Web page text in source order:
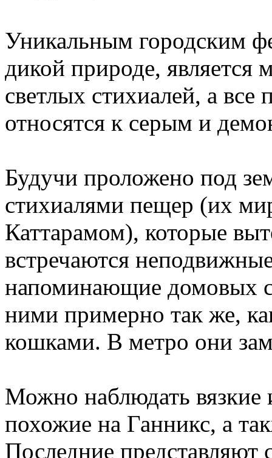
Уникальным городским
дикой природе,
светлых стихиалей, а
относятся к серым и
Будучи проложено под
стихиалями пещер (их
Каттарамом), которые
встречаются
напоминающие домовых
ними примерно так же,
кошками. В метро они
Можно наблюдать
похожие на Ганникс, а
Последние представляют